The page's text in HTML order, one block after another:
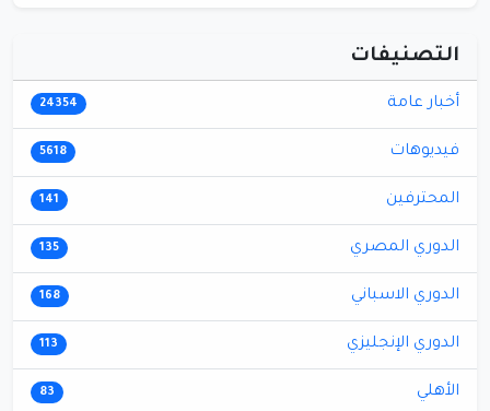
التصنيفات
أخبار عامة 24354
فيديوهات 5618
المحترفين 141
الدوري المصري 135
الدوري الاسباني 168
الدوري الإنجليزي 113
الأهلي 83